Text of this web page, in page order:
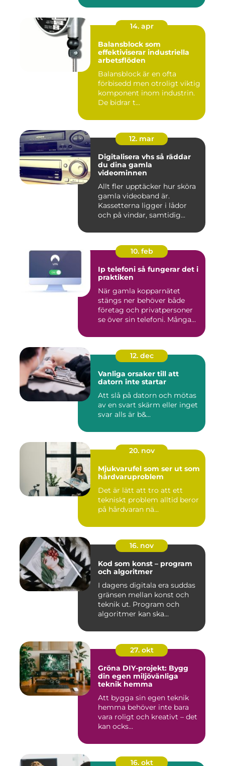
14. apr
Balansblock som
effektiviserar industriella
arbetsflöden
Balansblock är en ofta
förbisedd men otroligt viktig
komponent inom industrin.
De bidrar t...
12. mar
Digitalisera vhs så räddar
du dina gamla
videominnen
Allt fler upptäcker hur sköra
gamla videoband är.
Kassetterna ligger i lådor
och på vindar, samtidig...
10. feb
Ip telefoni så fungerar det i
praktiken
När gamla kopparnätet
stängs ner behöver både
företag och privatpersoner
se över sin telefoni. Många...
12. dec
Vanliga orsaker till att
datorn inte startar
Att slå på datorn och mötas
av en svart skärm eller inget
svar alls är b&...
20. nov
Mjukvarufel som ser ut som
hårdvaruproblem
Det är lätt att tro att ett
tekniskt problem alltid beror
på hårdvaran nä...
16. nov
Kod som konst – program
och algoritmer
I dagens digitala era suddas
gränsen mellan konst och
teknik ut. Program och
algoritmer kan ska...
27. okt
Gröna DIY-projekt: Bygg
din egen miljövänliga
teknik hemma
Att bygga sin egen teknik
hemma behöver inte bara
vara roligt och kreativt – det
kan ocks...
16. okt